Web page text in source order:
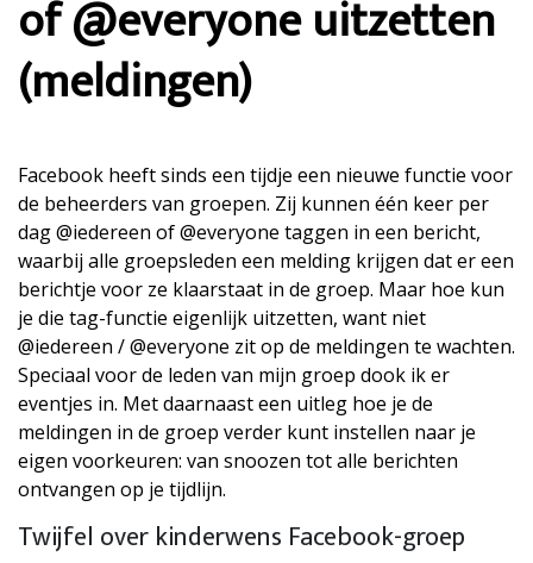
of @everyone uitzetten
(meldingen)
Facebook heeft sinds een tijdje een nieuwe functie voor
de beheerders van groepen. Zij kunnen één keer per
dag @iedereen of @everyone taggen in een bericht,
waarbij alle groepsleden een melding krijgen dat er een
berichtje voor ze klaarstaat in de groep. Maar hoe kun
je die tag-functie eigenlijk uitzetten, want niet
@iedereen / @everyone zit op de meldingen te wachten.
Speciaal voor de leden van mijn groep dook ik er
eventjes in. Met daarnaast een uitleg hoe je de
meldingen in de groep verder kunt instellen naar je
eigen voorkeuren: van snoozen tot alle berichten
ontvangen op je tijdlijn.
Twijfel over kinderwens Facebook-groep